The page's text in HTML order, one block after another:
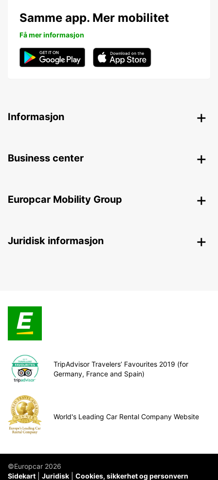
Samme app. Mer mobilitet
Få mer informasjon
Informasjon
Business center
Europcar Mobility Group
Juridisk informasjon
TripAdvisor Travelers’ Favourites 2019 (for
Germany, France and Spain)
World's Leading Car Rental Company Website
©Europcar 2026
Sidekart
Juridisk Cookies, sikkerhet og personvern